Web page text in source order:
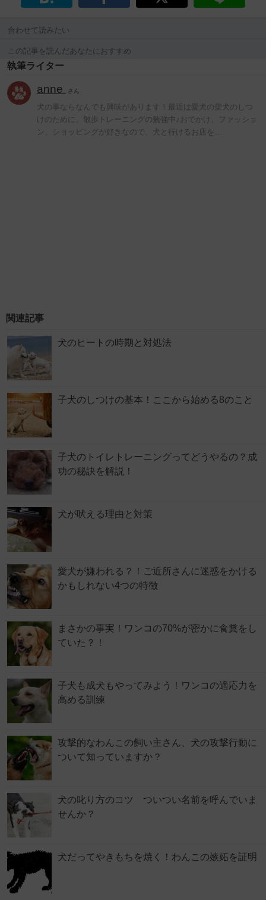
合わせて読みたい
この記事を読んだあなたにおすすめ
執筆ライター
anne さん
犬の事ならなんでも興味があります！最近は愛犬の柴犬のしつ
けのために、散歩トレーニングの勉強中♪おでかけ、ファッショ
ン、ショッピングが好きなので、犬と行けるお店を…
関連記事
犬のヒートの時期と対処法
子犬のしつけの基本！ここから始める8のこと
子犬のトイレトレーニングってどうやるの？成
功の秘訣を解説！
犬が吠える理由と対策
愛犬が嫌われる？！ご近所さんに迷惑をかける
かもしれない4つの特徴
まさかの事実！ワンコの70%が密かに食糞をし
ていた？！
子犬も成犬もやってみよう！ワンコの適応力を
高める訓練
攻撃的なわんこの飼い主さん、犬の攻撃行動に
ついて知っていますか？
犬の叱り方のコツ ついつい名前を呼んでいま
せんか？
犬だってやきもちを焼く！わんこの嫉妬を証明